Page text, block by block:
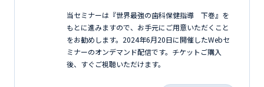
当セミナーは『世界最強の歯科保健指導 下巻』を
もとに進みますので、お手元にご用意いただくこと
をお勧めします。2024年6月20日に開催したWebセ
ミナーのオンデマンド配信です。チケットご購入
後、すぐご視聴いただけます。